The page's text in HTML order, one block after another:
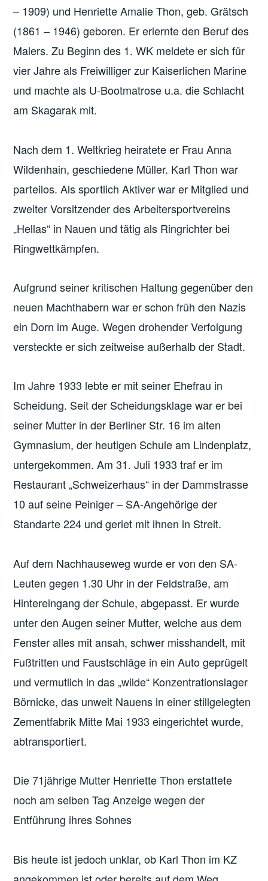
– 1909) und Henriette Amalie Thon, geb. Grätsch
(1861 – 1946) geboren. Er erlernte den Beruf des
Malers. Zu Beginn des 1. WK meldete er sich für
vier Jahre als Freiwilliger zur Kaiserlichen Marine
und machte als U-Bootmatrose u.a. die Schlacht
am Skagarak mit.
Nach dem 1. Weltkrieg heiratete er Frau Anna
Wildenhain, geschiedene Müller. Karl Thon war
parteilos. Als sportlich Aktiver war er Mitglied und
zweiter Vorsitzender des Arbeitersportvereins
„Hellas“ in Nauen und tätig als Ringrichter bei
Ringwettkämpfen.
Aufgrund seiner kritischen Haltung gegenüber den
neuen Machthabern war er schon früh den Nazis
ein Dorn im Auge. Wegen drohender Verfolgung
versteckte er sich zeitweise außerhalb der Stadt.
Im Jahre 1933 lebte er mit seiner Ehefrau in
Scheidung. Seit der Scheidungsklage war er bei
seiner Mutter in der Berliner Str. 16 im alten
Gymnasium, der heutigen Schule am Lindenplatz,
untergekommen. Am 31. Juli 1933 traf er im
Restaurant „Schweizerhaus“ in der Dammstrasse
10 auf seine Peiniger – SA-Angehörige der
Standarte 224 und geriet mit ihnen in Streit.
Auf dem Nachhauseweg wurde er von den SA-
Leuten gegen 1.30 Uhr in der Feldstraße, am
Hintereingang der Schule, abgepasst. Er wurde
unter den Augen seiner Mutter, welche aus dem
Fenster alles mit ansah, schwer misshandelt, mit
Fußtritten und Faustschläge in ein Auto geprügelt
und vermutlich in das „wilde“ Konzentrationslager
Börnicke, das unweit Nauens in einer stillgelegten
Zementfabrik Mitte Mai 1933 eingerichtet wurde,
abtransportiert.
Die 71jährige Mutter Henriette Thon erstattete
noch am selben Tag Anzeige wegen der
Entführung ihres Sohnes
Bis heute ist jedoch unklar, ob Karl Thon im KZ